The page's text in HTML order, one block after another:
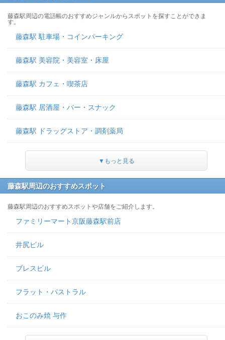
藤森駅周辺の電話帳のおすすめジャンルからスポットを探すことができま
す。
藤森駅 駐車場・コインパーキング
藤森駅 美容院・美容室・床屋
藤森駅 カフェ・喫茶店
藤森駅 居酒屋・バー・スナック
藤森駅 ドラッグストア・調剤薬局
▼もっと見る
藤森駅周辺のおすすめスポット
藤森駅周辺のおすすめスポットや店舗をご紹介します。
ファミリーマート京阪藤森駅前店
井尻ビル
ブレスビル
フラット・パストラル
おこのみ焼 与作